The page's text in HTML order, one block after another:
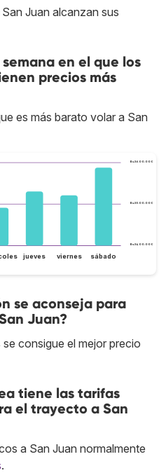
Juan alcanzan sus
en el que los
precios más
es más barato volar a San
Bs.S400.000
Bs.S500.000
Bs.S600.000
jueves viernes sábado
se aconseja para
Juan?
consigue el mejor precio
tiene las tarifas
el trayecto a San
a San Juan normalmente
.